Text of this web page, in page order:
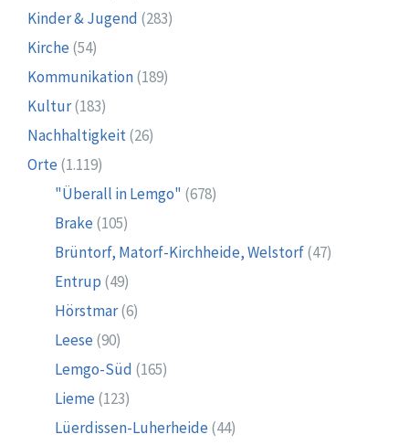
Kinder & Jugend (283)
Kirche (54)
Kommunikation(189)
Kultur(183)
Nachhaltigkeit(26)
Orte (1.119)
"Überall in Lemgo" (678)
Brake (105)
Brüntorf, Matorf-Kirchheide, Welstorf(47)
Entrup (49)
Hörstmar(6)
Leese (90)
Lemgo-Süd (165)
Lieme (123)
Lüerdissen-Luherheide (44)